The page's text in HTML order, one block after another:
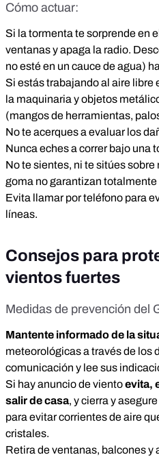
Cómo actuar:
Si la tormenta te sorprende en
ventanas y apaga la radio.
no esté en un cauce de agua)
Si estás trabajando al aire libre
la maquinaria y objetos
(mangos de herramientas,
No te acerques a evaluar los
Nunca eches a correr bajo una
No te sientes, ni te sitúes
goma no garantizan totalmente
Evita llamar por teléfono para
líneas.
Consejos para
vientos fuertes
Medidas de prevención del
Mantente informado de la
meteorológicas a través de los
comunicación y lee sus
Si hay anuncio de vientoevita,
salir de casa, ycierra y
para evitar corrientes de aire
cristales.
Retira de ventanas, balcones y